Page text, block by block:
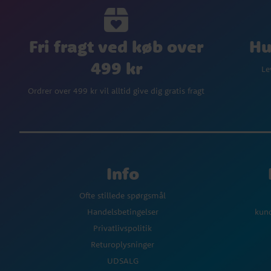
Fri fragt ved køb over
499 kr
Ordrer over 499 kr vil alltid give dig gratis fragt
Info
Ofte stillede spørgsmål
Handelsbetingelser
Privatlivspolitik
Returoplysninger
UDSALG